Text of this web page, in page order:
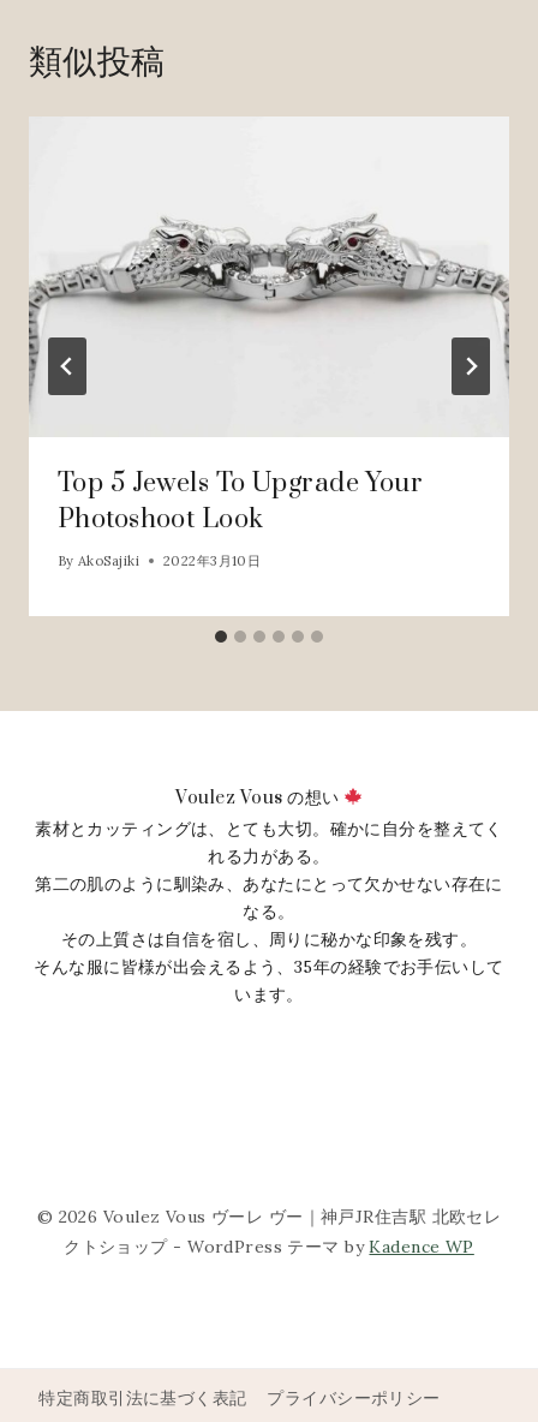
ゲ
類似投稿
Top 5 Jewels To Upgrade Your
Photoshoot Look
By AkoSajiki 2022年3月10日
Voulez Vous の想い
素材とカッティングは、とても大切。確かに自分を整えてく
れる力がある。
第二の肌のように馴染み、あなたにとって欠かせない存在に
なる。
その上質さは自信を宿し、周りに秘かな印象を残す。
そんな服に皆様が出会えるよう、35年の経験でお手伝いして
います。
© 2026 Voulez Vous ヴーレ ヴー｜神戸JR住吉駅 北欧セレ
クトショップ - WordPress テーマ byKadence WP
特定商取引法に基づく表記 プライバシーポリシー